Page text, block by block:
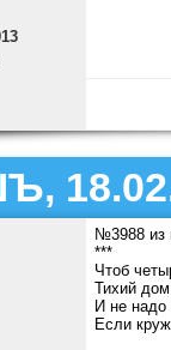
№3988 из
***
Чтоб
Тихий
И не надо
Если